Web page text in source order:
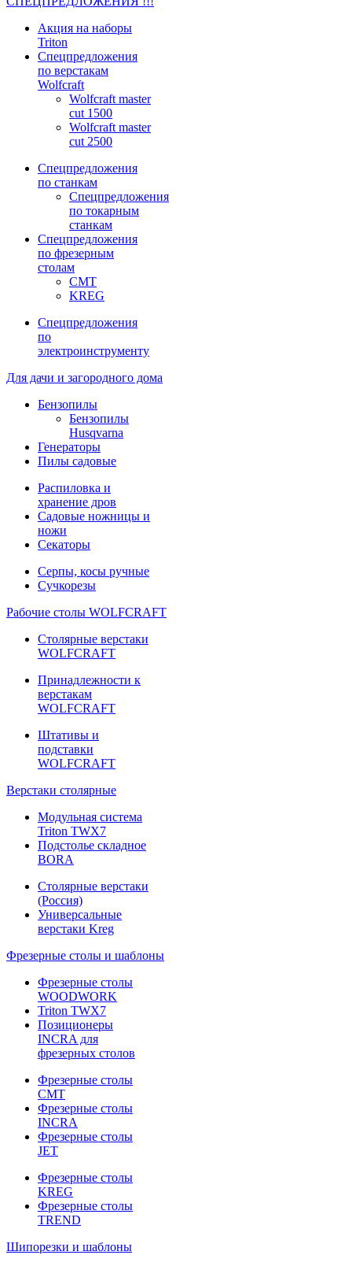
Акция на наборы
Triton
Спецпредложения
по верстакам
Wolfcraft
Wolfcraft master
cut 1500
Wolfcraft master
cut 2500
Спецпредложения
по станкам
Спецпредложения
по токарным
станкам
Спецпредложения
по фрезерным
столам
CMT
KREG
Спецпредложения
по
электроинструменту
Для дачи и загородного дома
Бензопилы
Бензопилы
Husqvarna
Генераторы
Пилы садовые
Распиловка и
хранение дров
Садовые ножницы и
ножи
Секаторы
Серпы, косы ручные
Сучкорезы
Рабочие столы WOLFCRAFT
Столярные верстаки
WOLFCRAFT
Принадлежности к
верстакам
WOLFCRAFT
Штативы и
подставки
WOLFCRAFT
Верстаки столярные
Модульная система
Triton TWX7
Подстолье складное
BORA
Столярные верстаки
(Россия)
Универсальные
верстаки Kreg
Фрезерные столы и шаблоны
Фрезерные столы
WOODWORK
Triton TWX7
Позиционеры
INCRA для
фрезерных столов
Фрезерные столы
CMT
Фрезерные столы
INCRA
Фрезерные столы
JET
Фрезерные столы
KREG
Фрезерные столы
TREND
Шипорезки и шаблоны